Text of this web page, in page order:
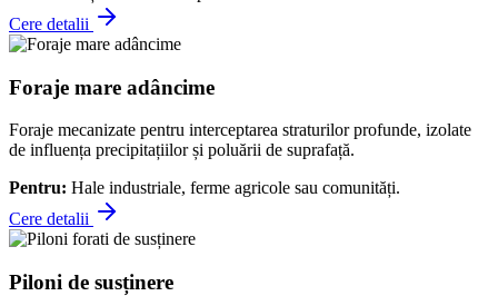
Cere detalii
Foraje mare adâncime
Foraje mecanizate pentru interceptarea straturilor profunde, izolate
de influența precipitațiilor și poluării de suprafață.
Pentru: Hale industriale, ferme agricole sau comunități.
Cere detalii
Piloni de susținere